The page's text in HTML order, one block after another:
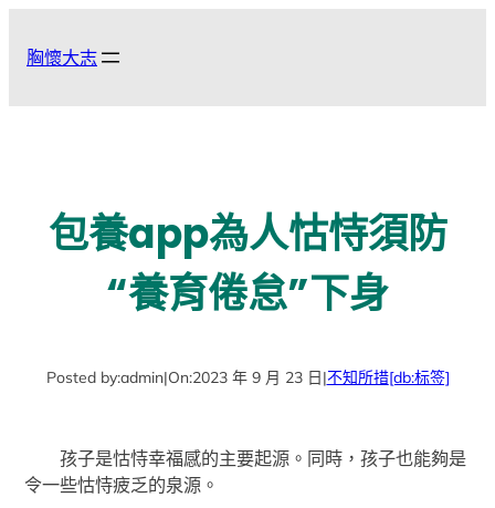
胸懷大志
包養app為人怙恃須防
“養育倦怠”下身
Posted by:admin|On:2023 年 9 月 23 日|不知所措[db:标签]
孩子是怙恃幸福感的主要起源。同時，孩子也能夠是
令一些怙恃疲乏的泉源。